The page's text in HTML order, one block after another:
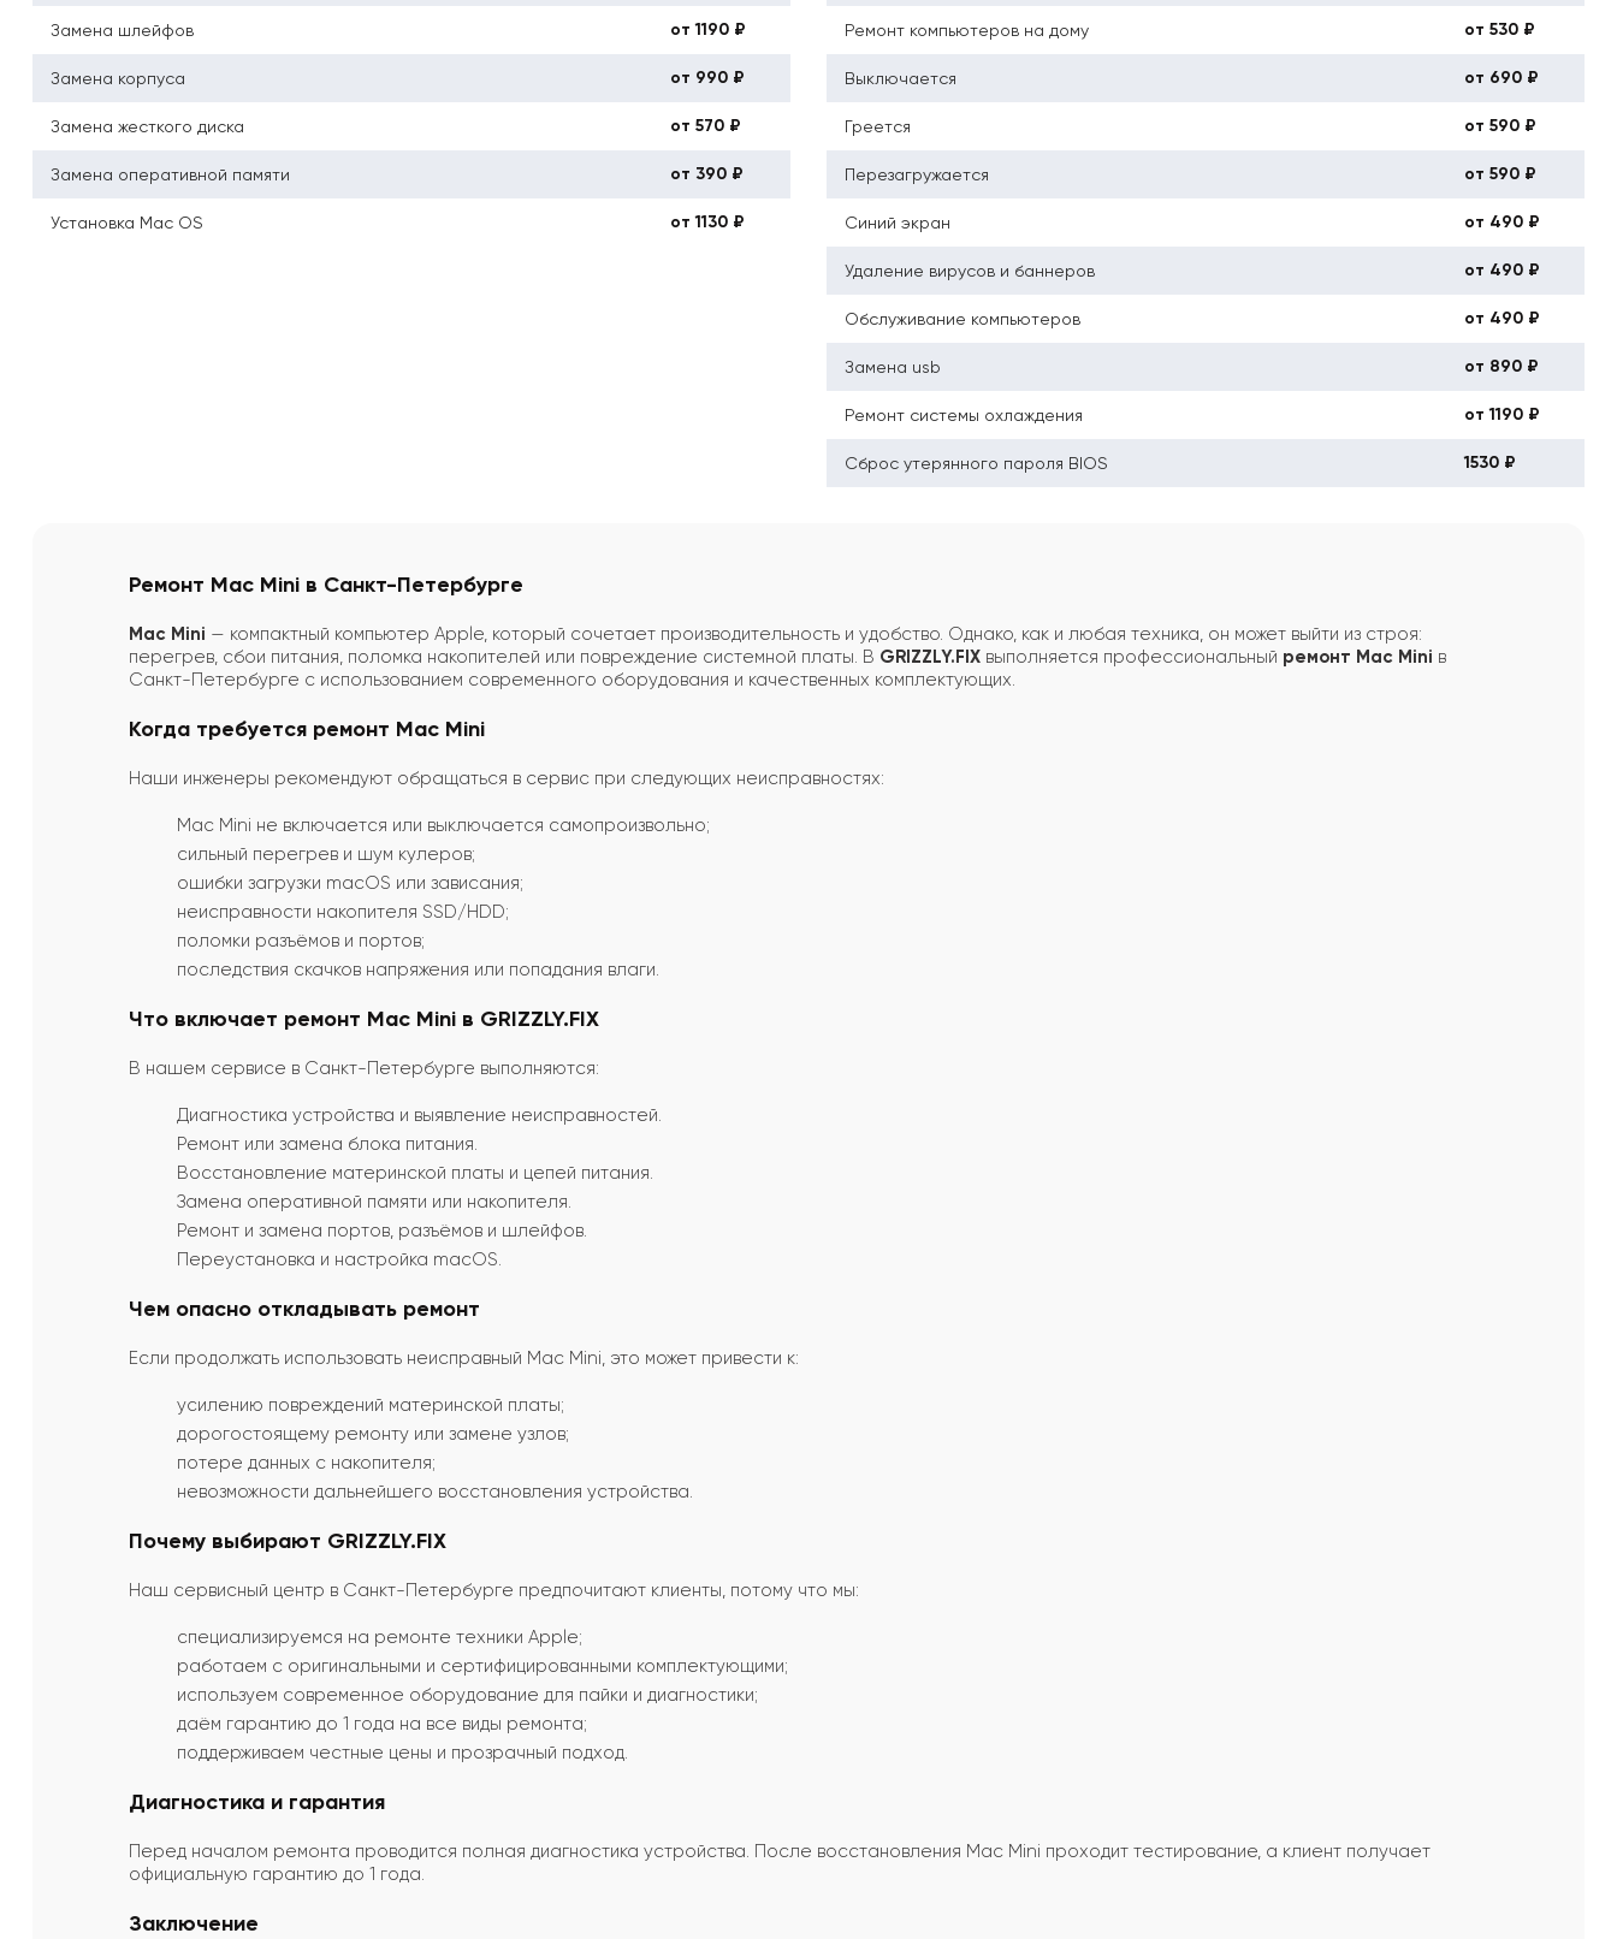
Замена шлейфов от 1190 ₽
Замена корпуса от 990 ₽
Замена жесткого диска от 570 ₽
Замена оперативной памяти от 390 ₽
Установка Mac OS от 1130 ₽
Ремонт компьютеров на дому от 530 ₽
Выключается от 690 ₽
Греется от 590 ₽
Перезагружается от 590 ₽
Синий экран от 490 ₽
Удаление вирусов и баннеров от 490 ₽
Обслуживание компьютеров от 490 ₽
Замена usb от 890 ₽
Ремонт системы охлаждения от 1190 ₽
Сброс утерянного пароля BIOS 1530 ₽
Ремонт Mac Mini в Санкт-Петербурге
Mac Mini — компактный компьютер Apple, который сочетает производительность и удобство. Однако, как и любая техника, он может выйти из строя:
перегрев, сбои питания, поломка накопителей или повреждение системной платы. В GRIZZLY.FIX выполняется профессиональный ремонт Mac Mini в
Санкт-Петербурге с использованием современного оборудования и качественных комплектующих.
Когда требуется ремонт Mac Mini
Наши инженеры рекомендуют обращаться в сервис при следующих неисправностях:
Mac Mini не включается или выключается самопроизвольно;
сильный перегрев и шум кулеров;
ошибки загрузки macOS или зависания;
неисправности накопителя SSD/HDD;
поломки разъёмов и портов;
последствия скачков напряжения или попадания влаги.
Что включает ремонт Mac Mini в GRIZZLY.FIX
В нашем сервисе в Санкт-Петербурге выполняются:
Диагностика устройства и выявление неисправностей.
Ремонт или замена блока питания.
Восстановление материнской платы и цепей питания.
Замена оперативной памяти или накопителя.
Ремонт и замена портов, разъёмов и шлейфов.
Переустановка и настройка macOS.
Чем опасно откладывать ремонт
Если продолжать использовать неисправный Mac Mini, это может привести к:
усилению повреждений материнской платы;
дорогостоящему ремонту или замене узлов;
потере данных с накопителя;
невозможности дальнейшего восстановления устройства.
Почему выбирают GRIZZLY.FIX
Наш сервисный центр в Санкт-Петербурге предпочитают клиенты, потому что мы:
специализируемся на ремонте техники Apple;
работаем с оригинальными и сертифицированными комплектующими;
используем современное оборудование для пайки и диагностики;
даём гарантию до 1 года на все виды ремонта;
поддерживаем честные цены и прозрачный подход.
Диагностика и гарантия
Перед началом ремонта проводится полная диагностика устройства. После восстановления Mac Mini проходит тестирование, а клиент получает
официальную гарантию до 1 года.
Заключение